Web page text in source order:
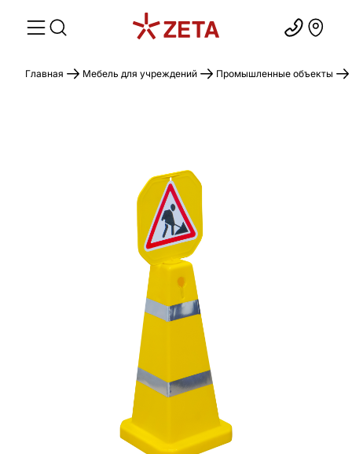
Главная Мебель для учреждений Промышленные объекты